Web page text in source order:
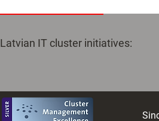
Intelligence Centre
Latvian IT cluster initiatives: